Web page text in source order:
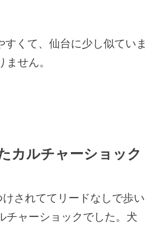
すくて、仙台に少し似ていま
せん。
カルチャーショック
されててリードなしで歩い
チャーショックでした。犬